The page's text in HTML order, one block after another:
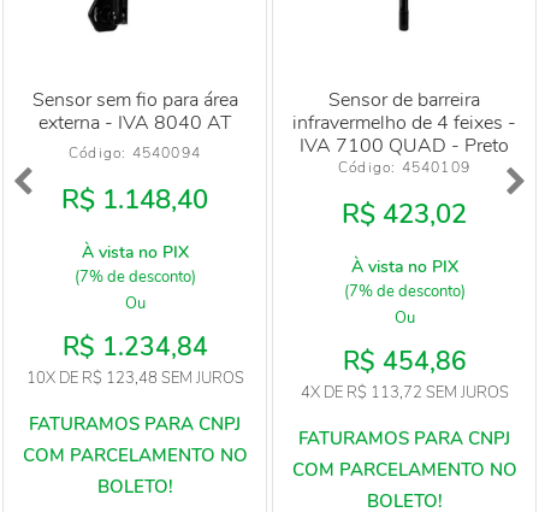
Sensor sem fio para área
externa - IVA 8040 AT
Código: 4540094
R$ 1.148,40
À vista no PIX
(7% de desconto)
Ou
R$ 1.234,84
10XDE R$ 123,48 SEM JUROS
Sensor de barreira
infravermelho de 4 feixes -
IVA 7100 QUAD - Preto
Código: 4540109
R$ 423,02
À vista no PIX
(7% de desconto)
Ou
R$ 454,86
4XDE R$ 113,72 SEM JUROS